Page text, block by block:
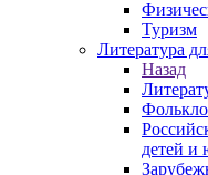
Туризм
Литература
Назад
детей и